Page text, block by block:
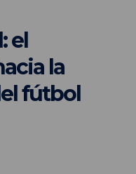
el
la
fútbol